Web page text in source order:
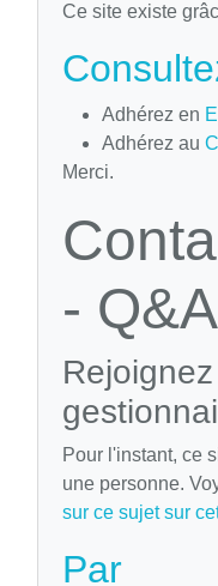
Ce site existe
Adhérez en
Adhérez au
Merci.
- Q&A
Pour l'instant, ce
une personne.
sur ce sujet sur
Par